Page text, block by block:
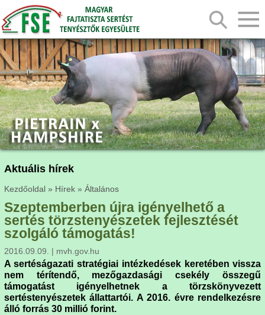
Aktuális hírek
Kezdőoldal » Hírek» Általános
Szeptemberben újra igényelhető a
sertés törzstenyészetek fejlesztését
szolgáló támogatás!
2016.09.09. | mvh.gov.hu
A sertéságazati stratégiai intézkedések keretében vissza
nem térítendő, mezőgazdasági csekély összegű
támogatást igényelhetnek a törzskönyvezett
sertéstenyészetek állattartói. A 2016. évre rendelkezésre
álló forrás 30 millió forint.